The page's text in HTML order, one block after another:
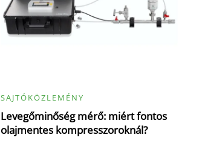
SAJTÓKÖZLEMÉNY
Levegőminőség mérő: miért fontos
olajmentes kompresszoroknál?